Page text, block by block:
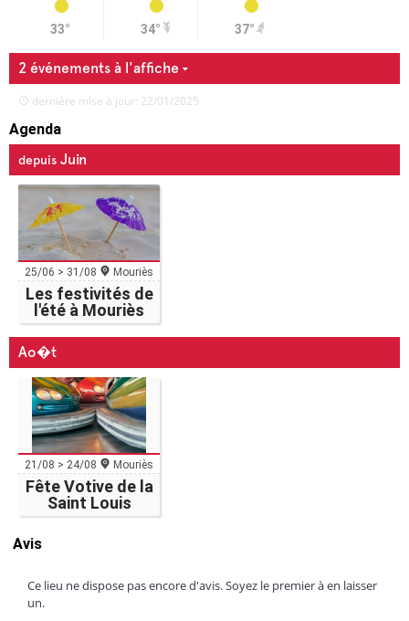
33° 34° 37°
2 événements à l'affiche
dernière mise à jour: 22/01/2025
Agenda
depuis Juin
25/06 > 31/08 Mouriès
Les festivités de
l'été à Mouriès
Ao�t
21/08 > 24/08 Mouriès
Fête Votive de la
Saint Louis
Avis
Ce lieu ne dispose pas encore d'avis. Soyez le premier à en laisser
un.